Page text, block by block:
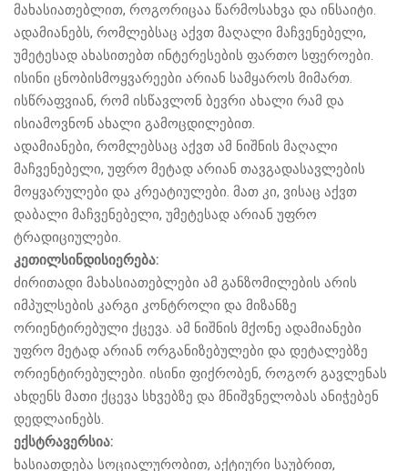
მახასიათებლით, როგორიცაა წარმოსახვა და ინსაიტი.
ადამიანებს, რომლებსაც აქვთ მაღალი მაჩვენებელი,
უმეტესად ახასითებთ ინტერესების ფართო სფეროები.
ისინი ცნობისმოყვარეები არიან სამყაროს მიმართ.
ისწრაფვიან, რომ ისწავლონ ბევრი ახალი რამ და
ისიამოვნონ ახალი გამოცდილებით.
ადამიანები, რომლებსაც აქვთ ამ ნიშნის მაღალი
მაჩვენებელი, უფრო მეტად არიან თავგადასავლების
მოყვარულები და კრეატიულები. მათ კი, ვისაც აქვთ
დაბალი მაჩვენებელი, უმეტესად არიან უფრო
ტრადიციულები.
კეთილსინდისიერება:
ძირითადი მახასიათებლები ამ განზომილების არის
იმპულსების კარგი კონტროლი და მიზანზე
ორიენტირებული ქცევა. ამ ნიშნის მქონე ადამიანები
უფრო მეტად არიან ორგანიზებულები და დეტალებზე
ორიენტირებულები. ისინი ფიქრობენ, როგორ გავლენას
ახდენს მათი ქცევა სხვებზე და მნიშვნელობას ანიჭებენ
დედლაინებს.
ექსტრავერსია:
ხასიათდება სოციალურობით, აქტიური საუბრით,